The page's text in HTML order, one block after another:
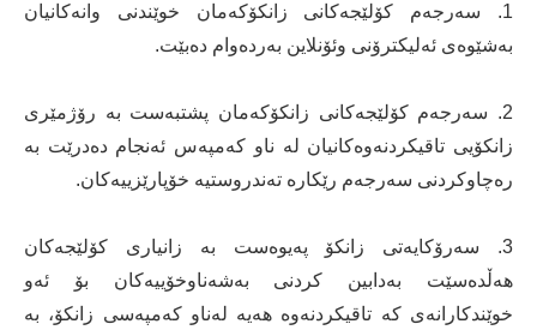
1. سەرجەم کۆلێجەکانی زانکۆکەمان خوێندنی وانەکانیان
بەشێوەی ئەلیکترۆنی وئۆنلاین بەردەوام دەبێت.
2. سەرجەم کۆلێجەکانی زانکۆکەمان پشتبەست بە رۆژمێری
زانکۆیی تاقیکردنەوەکانیان لە ناو کەمپەس ئەنجام دەدرێت بە
رەچاوکردنی سەرجەم رێکارە تەندروستیە خۆپارێزییەکان.
3. سەرۆکایەتی زانکۆ پەیوەست بە زانیاری کۆلێجەکان
ھەڵدەسێت بەدابین کردنی بەشەناوخۆییەکان بۆ ئەو
خوێندکارانەی کە تاقیکردنەوە ھەیە لەناو کەمپەسی زانکۆ، بە